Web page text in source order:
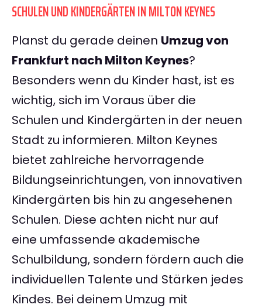
SCHULEN UND KINDERGÄRTEN IN MILTON KEYNES
Planst du gerade deinen Umzug von
Frankfurt nach Milton Keynes?
Besonders wenn du Kinder hast, ist es
wichtig, sich im Voraus über die
Schulen und Kindergärten in der neuen
Stadt zu informieren. Milton Keynes
bietet zahlreiche hervorragende
Bildungseinrichtungen, von innovativen
Kindergärten bis hin zu angesehenen
Schulen. Diese achten nicht nur auf
eine umfassende akademische
Schulbildung, sondern fördern auch die
individuellen Talente und Stärken jedes
Kindes. Bei deinem Umzug mit